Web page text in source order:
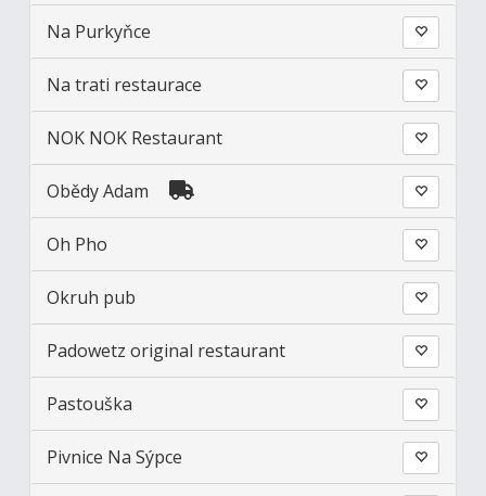
Na Purkyňce
Na trati restaurace
NOK NOK Restaurant
Obědy Adam
Oh Pho
Okruh pub
Padowetz original restaurant
Pastouška
Pivnice Na Sýpce